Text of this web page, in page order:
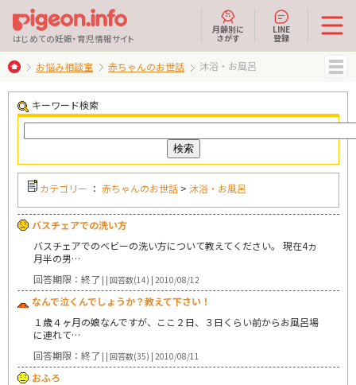
はじめての妊娠・育児情報サイト
月齢別に
さがす
LINE
登録
MENU
お悩み相談室 赤ちゃんのお世話 沐浴・お風呂
キーワード検索
カテゴリー ： 赤ちゃんのお世話 > 沐浴・お風呂
バスチェアでの洗い方
バスチェアでのベビーの洗い方について教えてください。 現在4ヵ
月半の男…
回答期限：終了 | | 回答数(14) | 2010/08/12
なんで泣くんでしょうか？教えて下さい！
１歳４ヶ月の娘なんですが、ここ２日、３日くらい前からお風呂場
に連れて…
回答期限：終了 | | 回答数(35) | 2010/08/11
おふろ